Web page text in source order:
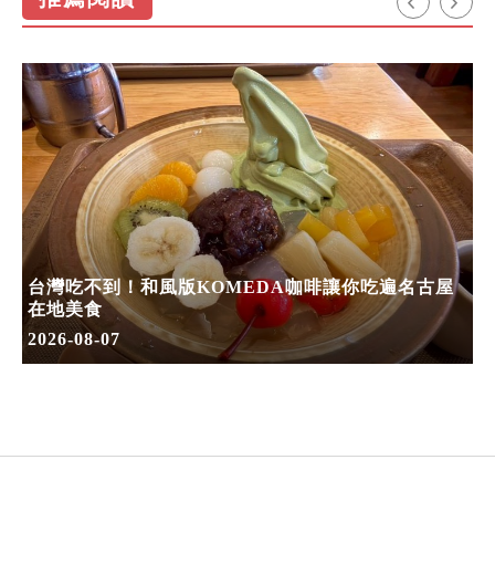
台灣吃不到！和風版KOMEDA咖啡讓你吃遍名古屋
在地美食
2026-08-07